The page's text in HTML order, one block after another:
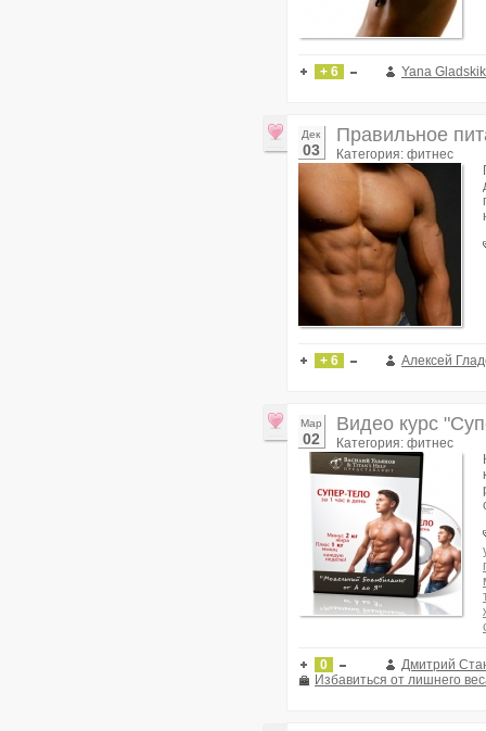
+ 6 Yana
Дек
03
Правильное
Категория: фитнес
+ 6 Алексей
Мар
02
Видео курс
Категория: фитнес
0
Дмитрий
Избавиться от лишнего